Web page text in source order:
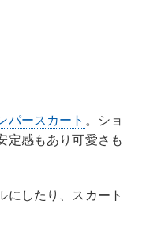
パースカート 。ショ
定感もあり可愛さも
にしたり、スカート